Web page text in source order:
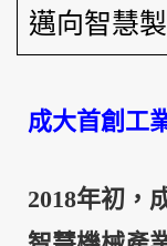
邁向智慧
成大首創工
2018年初，